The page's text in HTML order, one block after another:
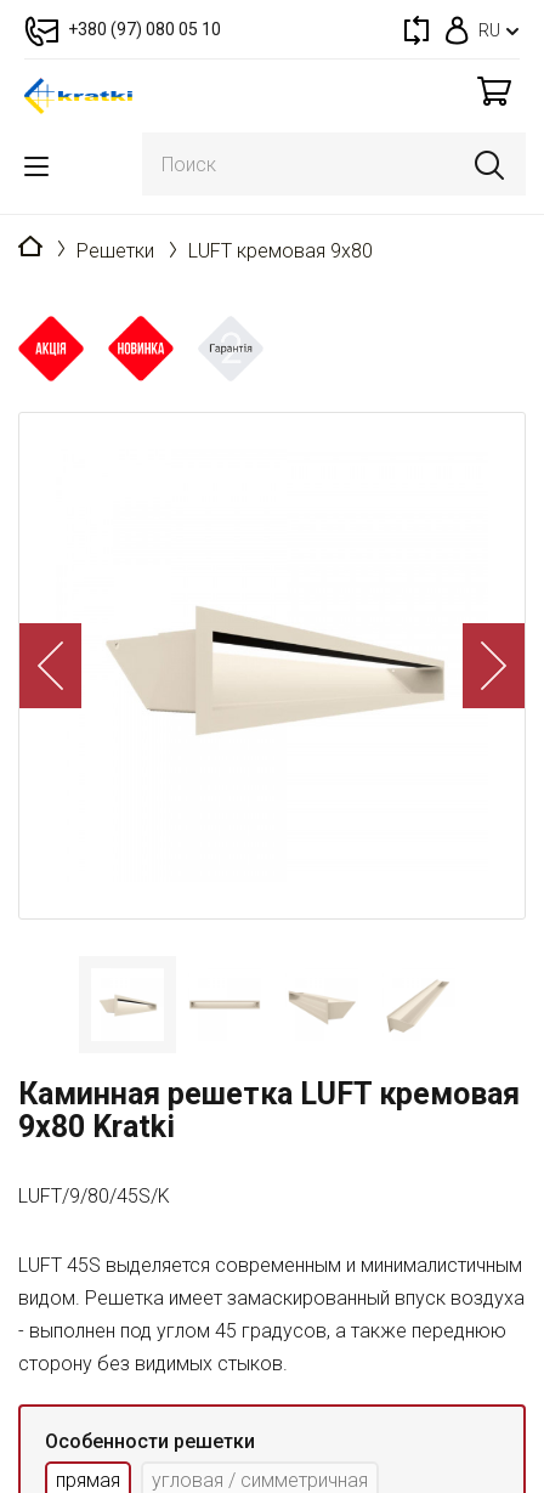
+380 (97) 080 05 10 RU
Главная
Решетки LUFT кремовая 9x80
Каминная решетка LUFT кремовая
9x80 Kratki
LUFT/9/80/45S/K
LUFT 45S выделяется современным и минималистичным
видом. Решетка имеет замаскированный впуск воздуха
- выполнен под углом 45 градусов, а также переднюю
сторону без видимых стыков.
Особенности решетки
прямая
угловая / симметричная